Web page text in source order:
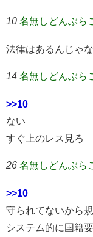
10 名無しどんぶら
法律はあるんじゃ
14 名無しどんぶら
>>10
ない
すぐ上のレス見ろ
26 名無しどんぶら
>>10
守られてないから
システム的に国籍